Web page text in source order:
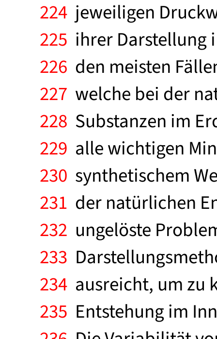
224 jeweiligen
225 ihrer Darstellung
226 den meisten
227 welche bei der
228 Substanzen im
229 alle wichtigen
230 synthetischem
231 der natürlichen
232 ungelöste
233
234 ausreicht, um zu
235 Entstehung im